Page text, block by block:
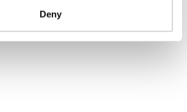
Deny
mit lokalen Fachplaner*innen.